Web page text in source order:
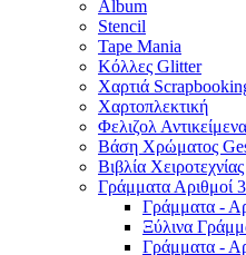
Album
Stencil
Tape Mania
Κόλλες Glitter
Χαρτιά
Χαρτοπλεκτική
Φελιζολ Αντικείμενα
Βάση Χρώματος
Βιβλία Χειροτεχνίας
Γράμματα Αριθμοί
Γράμματα -
Ξύλινα
Γράμματα -